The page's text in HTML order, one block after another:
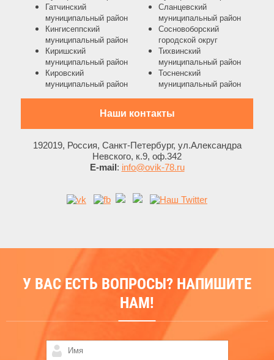
Гатчинский
муниципальный район
Кингисеппский
муниципальный район
Киришский
муниципальный район
Кировский
муниципальный район
Сланцевский
муниципальный район
Сосновоборский
городской округ
Тихвинский
муниципальный район
Тосненский
муниципальный район
Наши контакты
192019, Россия, Санкт-Петербург, ул.Александра
Невского, к.9, оф.342
E-mail: info@ovik-78.ru
У ВАС ЕСТЬ ВОПРОСЫ? НАПИШИТЕ
НАМ!